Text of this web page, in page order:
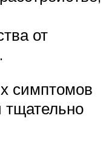
от
симптомов
тщательно